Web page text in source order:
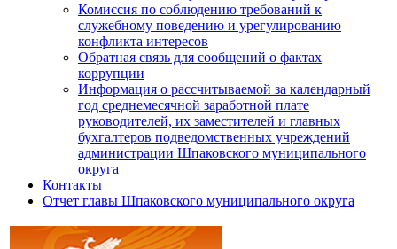
Комиссия по соблюдению требований к
служебному поведению и урегулированию
конфликта интересов
Обратная связь для сообщений о фактах
коррупции
Информация о рассчитываемой за календарный
год среднемесячной заработной плате
руководителей, их заместителей и главных
бухгалтеров подведомственных учреждений
администрации Шпаковского муниципального
округа
Контакты
Отчет главы Шпаковского муниципального округа